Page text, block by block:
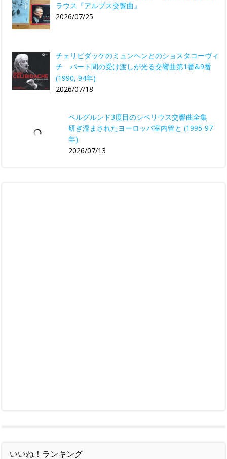
ラウス『アルプス交響曲』
2026/07/25
チェリビダッケのミュンヘンとのショスタコーヴィ
チ パート間の受け渡しが光る交響曲第1番&9番
(1990, 94年)
2026/07/18
ベルグルンド3度目のシベリウス交響曲全集
研ぎ澄まされたヨーロッパ室内管と (1995-97
年)
2026/07/13
いいね！ランキング